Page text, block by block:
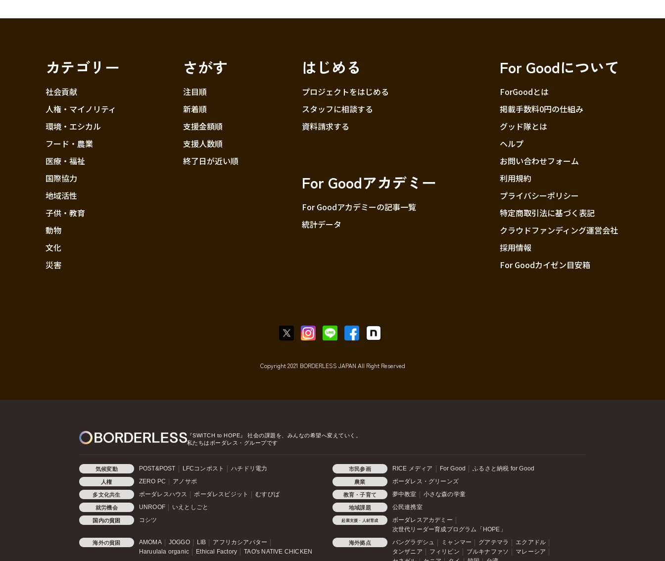
カテゴリー
社会貢献
人権・マイノリティ
環境・エシカル
フード・農業
医療・福祉
国際協力
地域活性
子供・教育
動物
文化
災害
さがす
注目順
新着順
支援金額順
支援人数順
終了日が近い順
はじめる
プロジェクトをはじめる
スタッフに相談する
資料請求する
For Goodアカデミー
For Goodアカデミーの記事一覧
統計データ
For Goodについて
ForGoodとは
掲載手数料0円の仕組み
グッド隊とは
ヘルプ
お問い合わせフォーム
利用規約
プライバシーポリシー
特定商取引法に基づく表記
クラウドファンディング運営会社
採用情報
For Goodカイゼン目安箱
Copyright 2021 BORDERLESS JAPAN All Right Reserved
『SWITCH to HOPE』
社会の課題を、みんなの希望へ変えていく。
私たちはボーダレス・グループです
気候変動 POST&POST LFCコンポスト ハチドリ電力 市民参画 RICE メディア For Good ふるさと納税 for Good
人権 ZERO PC アノサポ 農業 ボーダレス・グリーンズ
多文化共生 ボーダレスハウス ボーダレスビジット むすびば 教育・子育て 夢中教室 小さな森の学童
就労機会 UNROOF いえとしごと 地域課題 公民連携室
国内の貧困 コシツ 起業支援・人材育成
ボーダレスアカデミー
次世代リーダー育成プログラム「HOPE」
海外の貧困 AMOMA JOGGO LIB
アフリカシアバター
Haruulala organic
Ethical Factory TAO's NATIVE CHICKEN
海外拠点 バングラデシュ ミャンマー グアテマラ
エクアドル
タンザニア
フィリピン ブルキナファソ
マレーシア